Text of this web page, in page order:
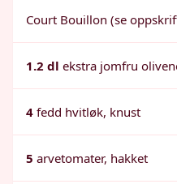
Court Bouillon (se
1.2 dl ekstra jomfru
4 fedd hvitløk, knust
5 arvetomater, hakket